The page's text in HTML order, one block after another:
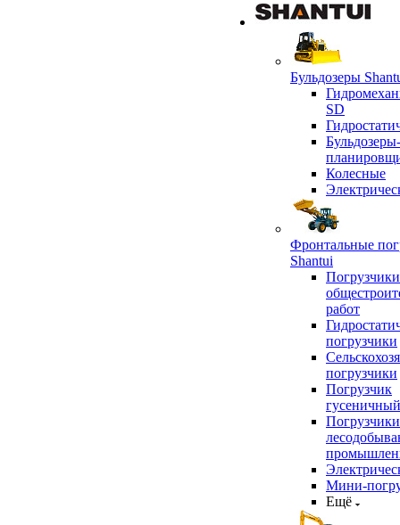
Бульдозеры
SD
Бульдозеры-
Колесные
Фронтальные
Shantui
работ
погрузчики
погрузчики
Погрузчик
гусеничный
Мини-
Ещё